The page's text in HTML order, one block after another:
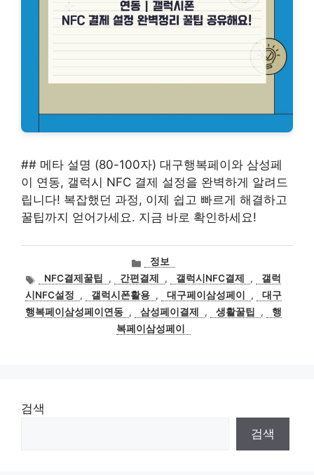
## 메타 설명 (80-100자) 대구행복페이와 삼성페
이 연동, 갤럭시 NFC 결제 설정을 완벽하게 알려드
립니다! 복잡했던 과정, 이제 쉽고 빠르게 해결하고
꿀팁까지 얻어가세요. 지금 바로 확인하세요!
카
테
고
리
정보
태
그
NFC결제꿀팁 , 간편결제 , 갤럭시NFC결제 ,
갤럭
시NFC설정
, 갤럭시폰활용 , 대구페이삼성페이 ,
대구
행복페이삼성페이연동 , 삼성페이결제 , 생활꿀팁 ,
행
복페이삼성페이
검색
검색